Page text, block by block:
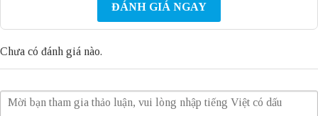
ĐÁNH GIÁ NGAY
Chưa có đánh giá nào.